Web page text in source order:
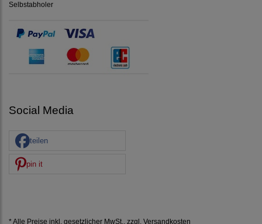
Selbstabholer
Social Media
teilen
pin it
* Alle Preise inkl. gesetzlicher MwSt., zzgl. Versandkosten